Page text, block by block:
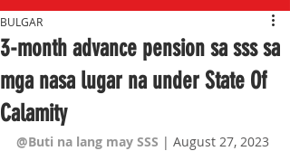
3-month advance pension sa sss sa
mga nasa lugar na under State Of
Calamity
BULGAR
@Buti na lang may SSS | August 27, 2023